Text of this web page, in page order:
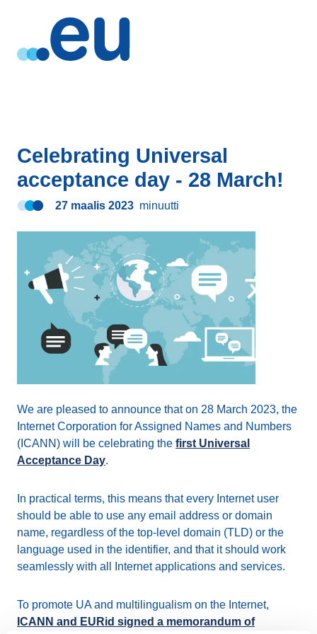
Celebrating Universal
acceptance day - 28 March!
27 maalis 2023 minuutti
We are pleased to announce that on 28 March 2023, the
Internet Corporation for Assigned Names and Numbers
(ICANN) will be celebrating the first Universal
Acceptance Day.
In practical terms, this means that every Internet user
should be able to use any email address or domain
name, regardless of the top-level domain (TLD) or the
language used in the identifier, and that it should work
seamlessly with all Internet applications and services.
To promote UA and multilingualism on the Internet,
ICANN and EURid signed a memorandum of